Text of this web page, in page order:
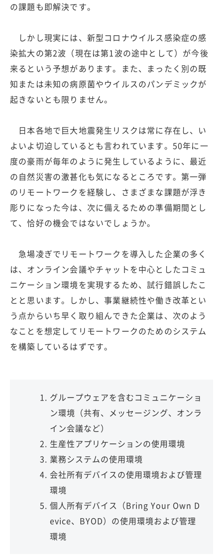
の課題も即解決です。
しかし現実には、新型コロナウイルス感染症の感
染拡大の第2波（現在は第1波の途中として）が今後
来るという予想があります。また、まったく別の既
知または未知の病原菌やウイルスのパンデミックが
起きないとも限りません。
日本各地で巨大地震発生リスクは常に存在し、い
よいよ切迫しているとも言われています。50年に一
度の豪雨が毎年のように発生しているように、最近
の自然災害の激甚化も気になるところです。第一弾
のリモートワークを経験し、さまざまな課題が浮き
彫りになった今は、次に備えるための準備期間とし
て、恰好の機会ではないでしょうか。
急場凌ぎでリモートワークを導入した企業の多く
は、オンライン会議やチャットを中心としたコミュ
ニケーション環境を実現するため、試行錯誤したこ
とと思います。しかし、事業継続性や働き改革とい
う点からいち早く取り組んできた企業は、次のよう
なことを想定してリモートワークのためのシステム
を構築しているはずです。
グループウェアを含むコミュニケーショ
ン環境（共有、メッセージング、オンラ
イン会議など）
生産性アプリケーションの使用環境
業務システムの使用環境
会社所有デバイスの使用環境および管理
環境
個人所有デバイス（Bring Your Own D
evice、BYOD）の使用環境および管理
環境